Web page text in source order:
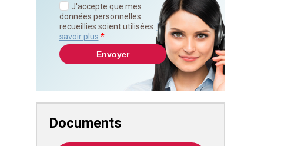
J'accepte que mes
données personnelles
recueillies soient utilisées. En
savoir plus *
Documents